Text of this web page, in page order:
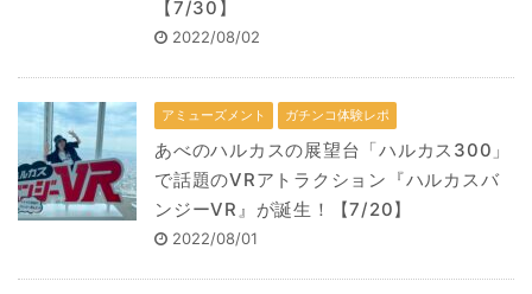
【7/30】
2022/08/02
アミューズメント ガチンコ体験レポ
あべのハルカスの展望台「ハルカス300」
で話題のVRアトラクション『ハルカスバ
ンジーVR』が誕生！【7/20】
2022/08/01